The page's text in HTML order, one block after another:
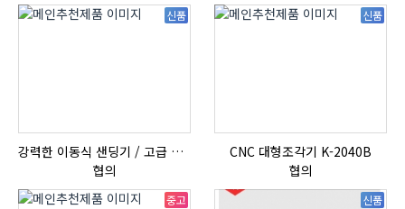
신품
강력한 이동식 샌딩기 / 고급 이태리 IBIX샌드블라스터
협의
신품
CNC 대형조각기 K-2040B
협의
중고 신품